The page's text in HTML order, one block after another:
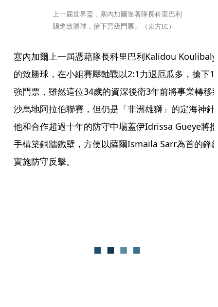
上一屆世界盃，塞內加爾靠著隊長科里巴利
踢進致勝球，搶下晉級門票。（東方IC）
塞內加爾上一屆憑藉隊長科里巴利Kalidou Koulibaly
的致勝球，在小組賽壓軸戰以2:1力退厄瓜多，搶下
強門票，雖然這位34歲的資深後衛3年前將事業轉移
沙烏地阿拉伯聯賽，但仍是「非洲雄獅」的定海神針
他和合作超過十年的防守中場蓋伊Idrissa Gueye將攜
手構築銅牆鐵壁，方便以薩爾Ismaïla Sarr為首的鋒
實施防守反擊。